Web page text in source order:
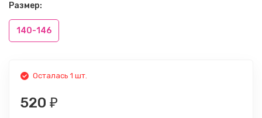
Размер:
140-146
Осталась 1 шт.
520 ₽